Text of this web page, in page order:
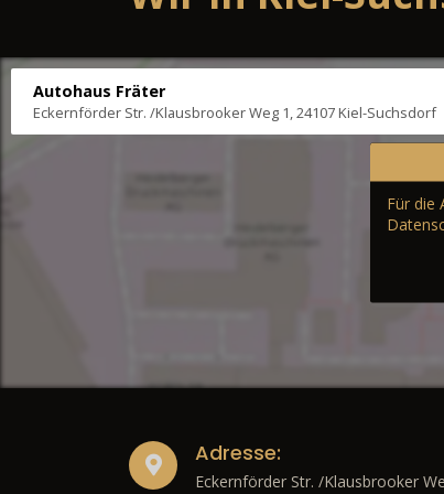
Autohaus Fräter
Eckernförder Str. /Klausbrooker Weg 1, 24107 Kiel-Suchsdorf
Für die
Adresse:
Eckernförder Str. /Klausbrooker